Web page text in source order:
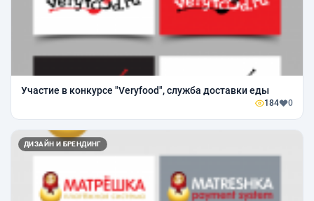
Участие в конкурсе "Veryfood", служба доставки еды
184 0
ДИЗАЙН И БРЕНДИНГ